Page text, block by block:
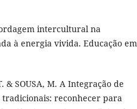
intercultural na
à energia vivida. Educação em
& SOUSA, M. A Integração de
tradicionais: reconhecer para